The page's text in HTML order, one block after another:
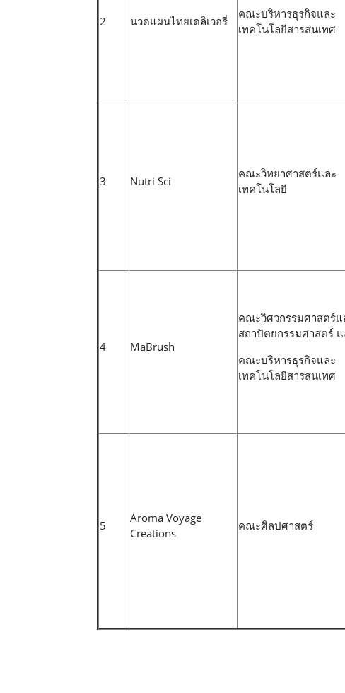
2 นวดแผนไทยเดลิเวอรี่
คณะบริหารธุรกิจและ
เทคโนโลยีสารสนเทศ
3 Nutri Sci
คณะวิทยาศาสตร์และ
เทคโนโลยี
4 MaBrush
คณะวิศวกรรมศาสตร์แ
สถาปัตยกรรมศาสตร์ แ
คณะบริหารธุรกิจและ
เทคโนโลยีสารสนเทศ
5
Aroma Voyage
Creations
คณะศิลปศาสตร์